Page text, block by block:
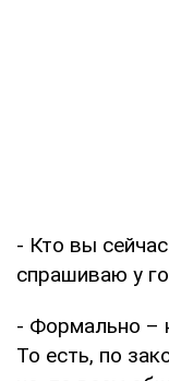
- Кто вы
спрашиваю у
- Формально –
То есть, по